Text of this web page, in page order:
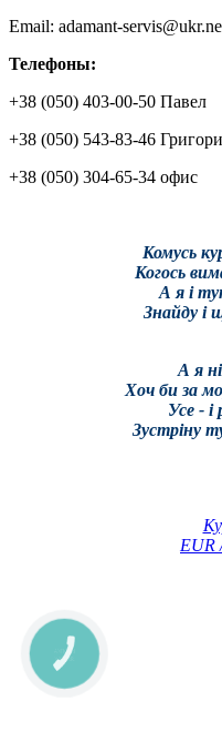
Email: adamant-
Телефоны:
+38 (050) 403-00-50 Павел
+38 (050) 543-83-46
+38 (050) 304-65-34 офис
Комусь
Когось
А я і
Знайду і
А я
Хоч би за
Усе - і
Зустріну
EUR
КНОПКА
ЗВ'ЯЗКУ